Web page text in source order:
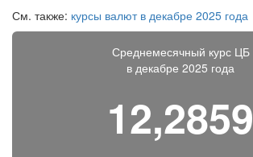
См. также: курсы валют в декабре 2025 года
Среднемесячный курс ЦБ
в декабре 2025 года
12,2859